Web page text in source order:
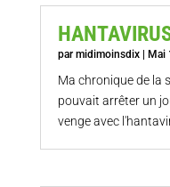
par midimoinsdix| Mai
Ma chronique de la
pouvait arrêter un
venge avec